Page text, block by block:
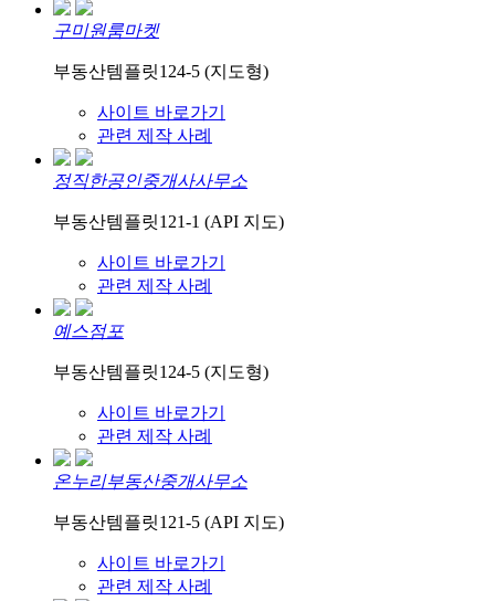
구미원룸마켓
부동산템플릿124-5 (지도형)
사이트 바로가기
관련 제작 사례
정직한공인중개사사무소
부동산템플릿121-1 (API 지도)
사이트 바로가기
관련 제작 사례
예스점포
부동산템플릿124-5 (지도형)
사이트 바로가기
관련 제작 사례
온누리부동산중개사무소
부동산템플릿121-5 (API 지도)
사이트 바로가기
관련 제작 사례